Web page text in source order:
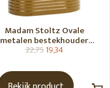
Madam Stoltz Ovale
metalen bestekhouder
Tapenade
22,7519,34